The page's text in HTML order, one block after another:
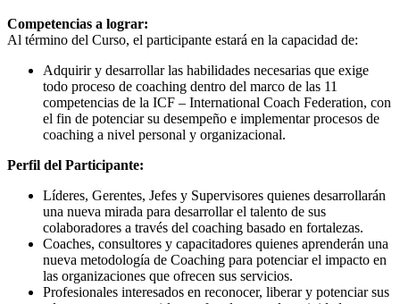
Competencias a lograr:
Al término del Curso, el participante estará en la capacidad de:
Adquirir y desarrollar las habilidades necesarias que exige
todo proceso de coaching dentro del marco de las 11
competencias de la ICF – International Coach Federation, con
el fin de potenciar su desempeño e implementar procesos de
coaching a nivel personal y organizacional.
Perfil del Participante:
Líderes, Gerentes, Jefes y Supervisores quienes desarrollarán
una nueva mirada para desarrollar el talento de sus
colaboradores a través del coaching basado en fortalezas.
Coaches, consultores y capacitadores quienes aprenderán una
nueva metodología de Coaching para potenciar el impacto en
las organizaciones que ofrecen sus servicios.
Profesionales interesados en reconocer, liberar y potenciar sus